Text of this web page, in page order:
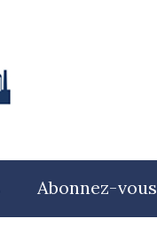
Abonnez-vous